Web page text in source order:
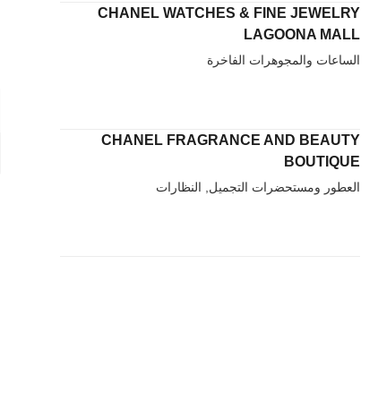
CHANEL WATCHES & FINE JEWELRY
LAGOONA MALL
الساعات والمجوهرات الفاخرة
CHANEL FRAGRANCE AND BEAUTY
BOUTIQUE
العطور ومستحضرات التجميل, النظارات